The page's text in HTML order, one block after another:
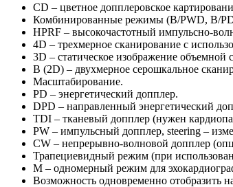
CD – цветное допплеровское
Комбинированные режимы (B/PWD, B/
HPRF – высокочастотный импульсно-
4D – трехмерное сканирование с
3D – статическое изображение
B (2D) – двухмерное серошкальное
Масштабирование.
PD – энергетический допплер.
DPD – направленный энергетический
TDI – тканевый допплер (нужен
PW – импульсный допплер, steering –
CW – непрерывно-волновой допплер
Трапециевидный режим (при
M – одномерный режим для
Возможность одновременно отобразить